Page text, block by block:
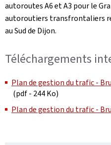
autoroutes A6 et A3 pour le
autoroutiers transfrontaliers
au Sud de Dijon.
Téléchargements
Plan de gestion du trafic -
(pdf - 244 Ko)
Plan de gestion du trafic -